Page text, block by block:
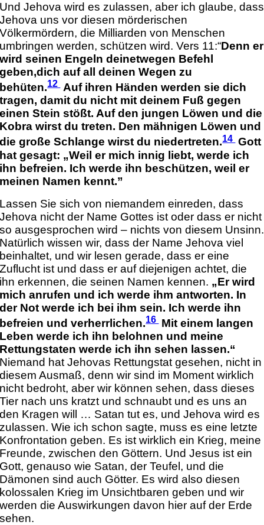
Und Jehova wird es zulassen, aber ich glaube, dass
Jehova uns vor diesen mörderischen
Völkermördern, die Milliarden von Menschen
umbringen werden, schützen wird. Vers 11:“Denn er
wird seinen Engeln deinetwegen Befehl
geben,dich auf all deinen Wegen zu
behüten.12 Auf ihren Händen werden sie dich
tragen, damit du nicht mit deinem Fuß gegen
einen Stein stößt. Auf den jungen Löwen und die
Kobra wirst du treten. Den mähnigen Löwen und
die große Schlange wirst du niedertreten.14 Gott
hat gesagt: „Weil er mich innig liebt, werde ich
ihn befreien. Ich werde ihn beschützen, weil er
meinen Namen kennt.”
Lassen Sie sich von niemandem einreden, dass
Jehova nicht der Name Gottes ist oder dass er nicht
so ausgesprochen wird – nichts von diesem Unsinn.
Natürlich wissen wir, dass der Name Jehova viel
beinhaltet, und wir lesen gerade, dass er eine
Zuflucht ist und dass er auf diejenigen achtet, die
ihn erkennen, die seinen Namen kennen. „Er wird
mich anrufen und ich werde ihm antworten. In
der Not werde ich bei ihm sein. Ich werde ihn
befreien und verherrlichen.16 Mit einem langen
Leben werde ich ihn belohnen und meine
Rettungstaten werde ich ihn sehen lassen.“
Niemand hat Jehovas Rettungstat gesehen, nicht in
diesem Ausmaß, denn wir sind im Moment wirklich
nicht bedroht, aber wir können sehen, dass dieses
Tier nach uns kratzt und schnaubt und es uns an
den Kragen will … Satan tut es, und Jehova wird es
zulassen. Wie ich schon sagte, muss es eine letzte
Konfrontation geben. Es ist wirklich ein Krieg, meine
Freunde, zwischen den Göttern. Und Jesus ist ein
Gott, genauso wie Satan, der Teufel, und die
Dämonen sind auch Götter. Es wird also diesen
kolossalen Krieg im Unsichtbaren geben und wir
werden die Auswirkungen davon hier auf der Erde
sehen.